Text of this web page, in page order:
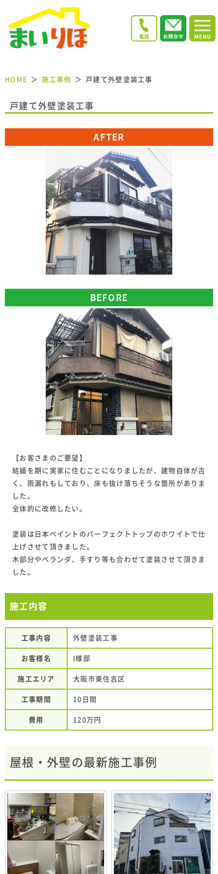
HOME 施工事例 戸建て外壁塗装工事
戸建て外壁塗装工事
AFTER
BEFORE
【お客さまのご要望】
結婚を期に実家に住むことになりましたが、建物自体が古
く、雨漏れもしており、床も抜け落ちそうな箇所がありま
した。
全体的に改修したい。
塗装は日本ペイントのパーフェクトトップのホワイトで仕
上げさせて頂きました。
木部分やベランダ、手すり等も合わせて塗装させて頂きま
した。
施工内容
工事内容 外壁塗装工事
お客様名 I様邸
施工エリア 大阪市東住吉区
工事期間 10日間
費用 120万円
屋根・外壁の最新施工事例